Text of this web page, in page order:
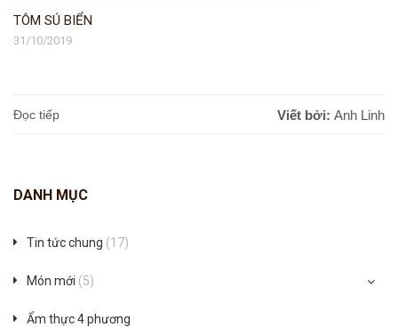
TÔM SÚ BIỂN
31/10/2019
Đọc tiếp Viết bởi: Anh Linh
DANH MỤC
Tin tức chung (17)
Món mới (5)
Ẩm thực 4 phương